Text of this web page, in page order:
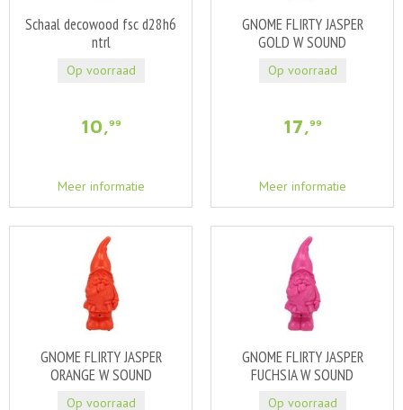
Schaal decowood fsc d28h6
ntrl
10,99
Meer informatie
Op voorraad
GNOME FLIRTY JASPER
GOLD W SOUND
17,99
Meer informatie
Op voorraad
GNOME FLIRTY JASPER
ORANGE W SOUND
Op voorraad
GNOME FLIRTY JASPER
FUCHSIA W SOUND
Op voorraad